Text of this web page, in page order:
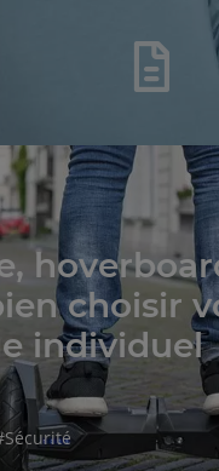
choisir
individuel
Sécurité